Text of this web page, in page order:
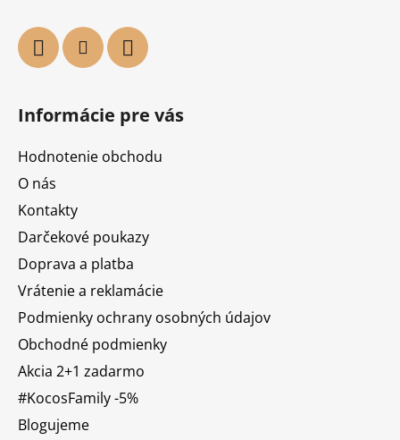
Informácie pre vás
Hodnotenie obchodu
O nás
Kontakty
Darčekové poukazy
Doprava a platba
Vrátenie a reklamácie
Podmienky ochrany osobných údajov
Obchodné podmienky
Akcia 2+1 zadarmo
#KocosFamily -5%
Blogujeme